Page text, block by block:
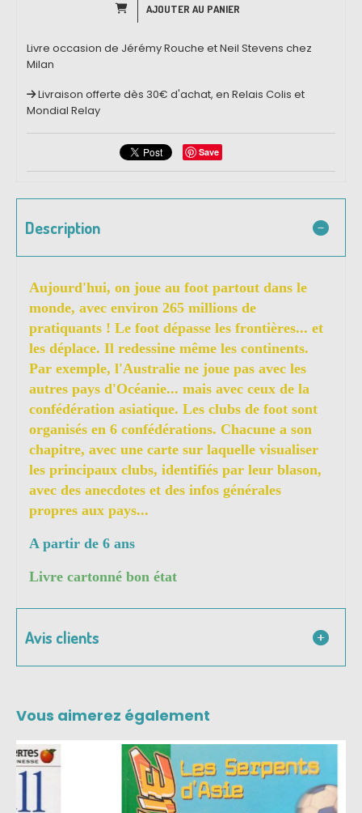
AJOUTER AU PANIER
Livre occasion de Jérémy Rouche et Neil Stevens chez
Milan
Livraison offerte dès 30€ d'achat, en Relais Colis et
Mondial Relay
Save
Description
Aujourd'hui, on joue au foot partout dans le
monde, avec environ 265 millions de
pratiquants ! Le foot dépasse les frontières... et
les déplace. Il redessine même les continents.
Par exemple, l'Australie ne joue pas avec les
autres pays d'Océanie... mais avec ceux de la
confédération asiatique. Les clubs de foot sont
organisés en 6 confédérations. Chacune a son
chapitre, avec une carte sur laquelle visualiser
les principaux clubs, identifiés par leur blason,
avec des anecdotes et des infos générales
propres aux pays...
A partir de 6 ans
Livre cartonné bon état
Avis clients
Vous aimerez également